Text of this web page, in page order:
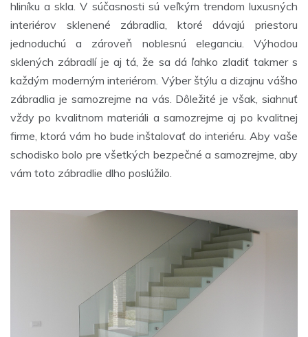
hliníku a skla. V súčasnosti sú veľkým trendom luxusných
interiérov sklenené zábradlia, ktoré dávajú priestoru
jednoduchú a zároveň noblesnú eleganciu. Výhodou
sklených zábradlí je aj tá, že sa dá ľahko zladiť takmer s
každým moderným interiérom. Výber štýlu a dizajnu vášho
zábradlia je samozrejme na vás. Dôležité je však, siahnuť
vždy po kvalitnom materiáli a samozrejme aj po kvalitnej
firme, ktorá vám ho bude inštalovať do interiéru. Aby vaše
schodisko bolo pre všetkých bezpečné a samozrejme, aby
vám toto zábradlie dlho poslúžilo.